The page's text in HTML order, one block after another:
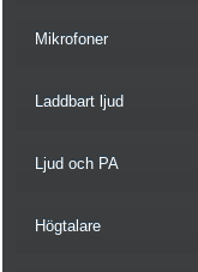
Mikrofoner
Laddbart ljud
Ljud och PA
Högtalare